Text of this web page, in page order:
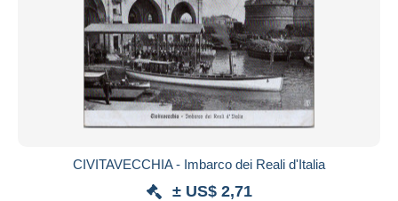
CIVITAVECCHIA - Imbarco dei Reali d'Italia
± US$ 2,71